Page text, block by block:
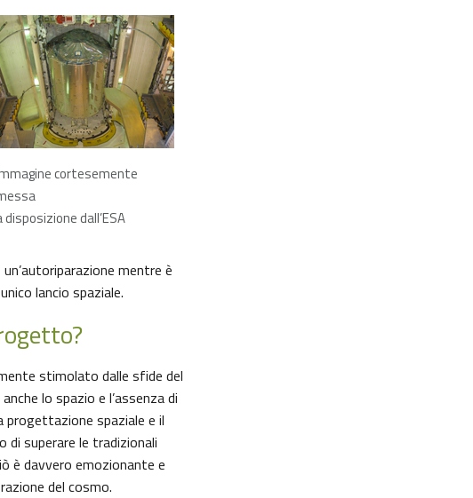
cortesemente
disposizione dall’ESA
mentre è
lancio spaziale.
stimolato dalle sfide del
lo spazio e l’assenza di
spaziale e il
superare le tradizionali
è davvero emozionante e
del cosmo.